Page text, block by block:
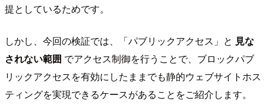
提としているためです。
しかし、今回の検証では、「パブリックアクセス」と 見な
されない範囲 でアクセス制御を行うことで、ブロックパブ
リックアクセスを有効にしたままでも静的ウェブサイトホス
ティングを実現できるケースがあることをご紹介します。